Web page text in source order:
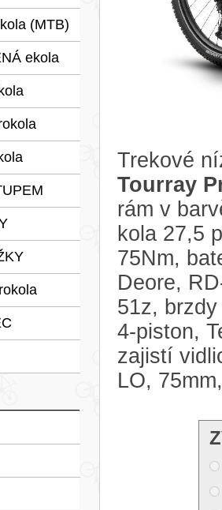
(MTB)
ekola
Trekové
Tourray
rám v
kola 27,5
75Nm,
Deore,
51z,
4-piston,
zajistí
LO,